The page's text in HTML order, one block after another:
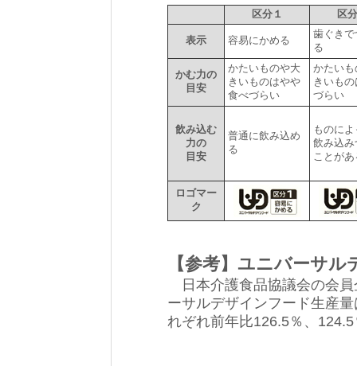
区分１ 区
表示 容易にかめる
歯ぐきで
る
かむ力の
目安
かたいものや大
きいものはやや
食べづらい
かたいも
きいも
づらい
飲み込む
力の
目安
普通に飲み込め
る
ものに
飲み込み
ことがあ
ロゴマー
ク
【参考】ユニバーサ
日本介護食品協議会の会員
ーサルデザインフード生産
れぞれ前年比126.5％、